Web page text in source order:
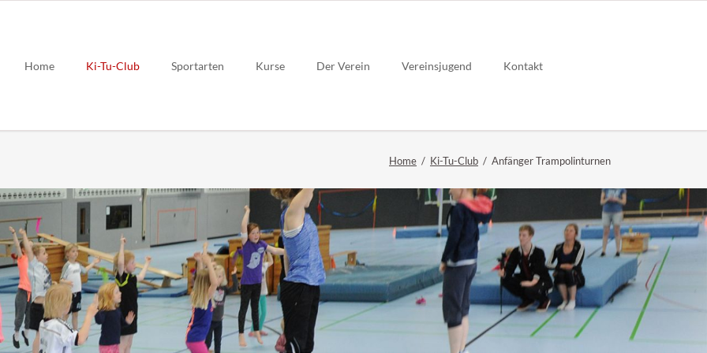
Home Ki-Tu-Club Sportarten
Rehasport
Kurse Der Verein Vereinsjugend Kontakt
Home Ki-Tu-Club Anfänger Trampolinturnen